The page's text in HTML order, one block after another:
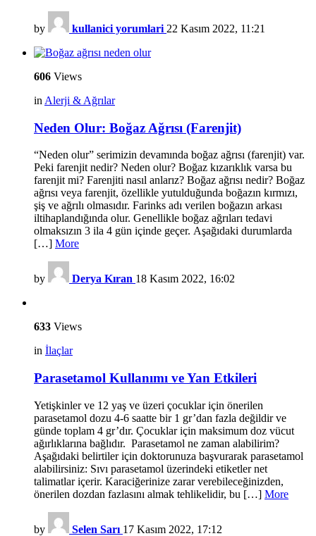
by kullanici yorumlari 22 Kasım 2022, 11:21
606 Views
in Alerji & Ağrılar
Neden Olur: Boğaz Ağrısı (Farenjit)
“Neden olur” serimizin devamında boğaz ağrısı (farenjit) var.
Peki farenjit nedir? Neden olur? Boğaz kızarıklık varsa bu
farenjit mi? Farenjiti nasıl anlarız? Boğaz ağrısı nedir? Boğaz
ağrısı veya farenjit, özellikle yutulduğunda boğazın kırmızı,
şiş ve ağrılı olmasıdır. Farinks adı verilen boğazın arkası
iltihaplandığında olur. Genellikle boğaz ağrıları tedavi
olmaksızın 3 ila 4 gün içinde geçer. Aşağıdaki durumlarda
[…] More
by Derya Kıran 18 Kasım 2022, 16:02
633 Views
in İlaçlar
Parasetamol Kullanımı ve Yan Etkileri
Yetişkinler ve 12 yaş ve üzeri çocuklar için önerilen
parasetamol dozu 4-6 saatte bir 1 gr’dan fazla değildir ve
günde toplam 4 gr’dır. Çocuklar için maksimum doz vücut
ağırlıklarına bağlıdır. Parasetamol ne zaman alabilirim?
Aşağıdaki belirtiler için doktorunuza başvurarak parasetamol
alabilirsiniz: Sıvı parasetamol üzerindeki etiketler net
talimatlar içerir. Karaciğerinize zarar verebileceğinizden,
önerilen dozdan fazlasını almak tehlikelidir, bu […] More
by Selen Sarı 17 Kasım 2022, 17:12